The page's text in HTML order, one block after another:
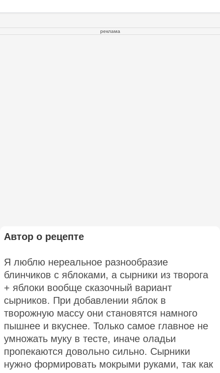
реклама
Автор о рецепте
Я люблю нереальное разнообразие
блинчиков с яблоками, а сырники из творога
+ яблоки вообще сказочный вариант
сырников. При добавлении яблок в
творожную массу они становятся намного
пышнее и вкуснее. Только самое главное не
умножать муку в тесте, иначе оладьи
пропекаются довольно сильно. Сырники
нужно формировать мокрыми руками, так как